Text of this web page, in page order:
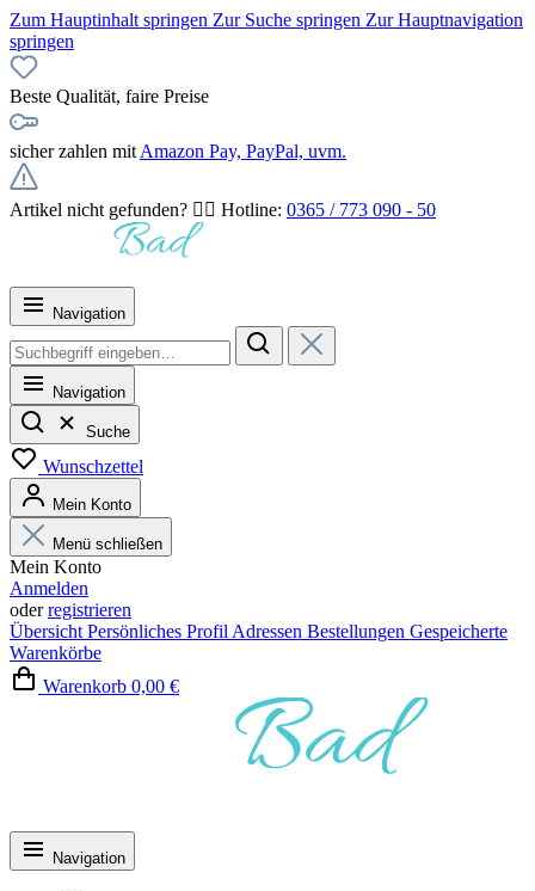
Zum Hauptinhalt springen Zur Suche springen Zur Hauptnavigation
springen
Beste Qualität, faire Preise
sicher zahlen mit Amazon Pay, PayPal, uvm.
Artikel nicht gefunden? 👉🏻 Hotline: 0365 / 773 090 - 50
Navigation
Navigation
Suche
Wunschzettel
Mein Konto
Menü schließen
Mein Konto
Anmelden
oderregistrieren
Übersicht Persönliches Profil Adressen Bestellungen Gespeicherte
Warenkörbe
Warenkorb 0,00 €
Navigation